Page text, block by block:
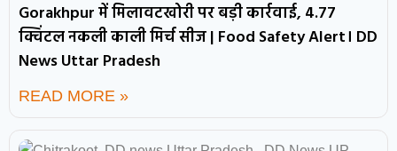
Gorakhpur में मिलावटखोरी पर बड़ी कार्रवाई, 4.77
क्विंटल नकली काली मिर्च सीज | Food Safety Alert। DD
News Uttar Pradesh
READ MORE »